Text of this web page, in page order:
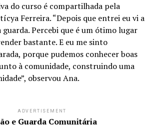
do curso é compartilhada pela
Ferreira. “Depois que entrei eu vi a
guarda. Percebi que é um ótimo lugar
bastante. E eu me sinto
porque pudemos conhecer boas
à comunidade, construindo uma
observou Ana.
ADVERTISEMENT
e Guarda Comunitária